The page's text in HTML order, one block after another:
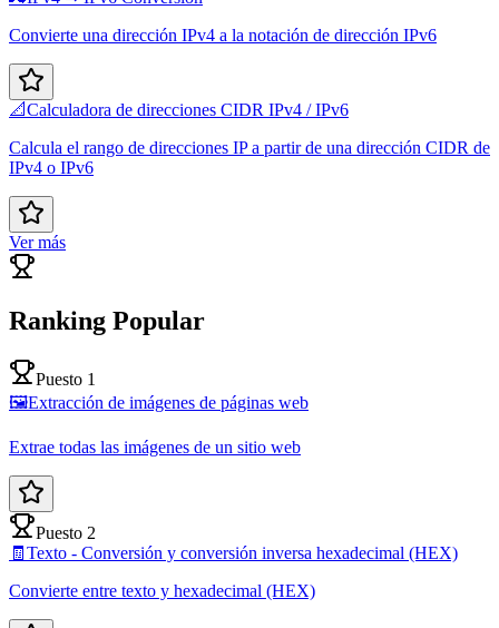
Convierte una dirección IPv4 a la notación de dirección IPv6
📐Calculadora de direcciones CIDR IPv4 / IPv6
Calcula el rango de direcciones IP a partir de una dirección CIDR de
IPv4 o IPv6
Ver más
Ranking Popular
Puesto 1
🖼️Extracción de imágenes de páginas web
Extrae todas las imágenes de un sitio web
Puesto 2
🧾 Texto - Conversión y conversión inversa hexadecimal (HEX)
Convierte entre texto y hexadecimal (HEX)